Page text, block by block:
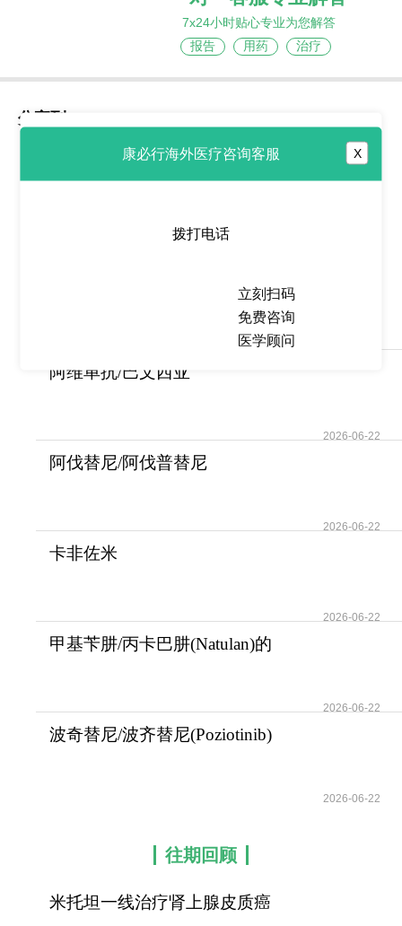
7x24小时贴心专业为您解答
报告
用药 治疗
分享到
热点推荐
阿维单抗/巴文西亚
2026-06-22
阿伐替尼/阿伐普替尼
2026-06-22
卡非佐米
2026-06-22
甲基苄肼/丙卡巴肼(Natulan)的
2026-06-22
波奇替尼/波齐替尼(Poziotinib)
2026-06-22
往期回顾
米托坦一线治疗肾上腺皮质癌
康必行海外医疗咨询客服 X
拨打电话
立刻扫码
免费咨询
医学顾问